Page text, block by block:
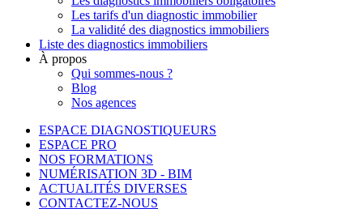
Les tarifs d'un diagnostic immobilier
La validité des diagnostics immobiliers
Liste des diagnostics immobiliers
À propos
Qui sommes-nous ?
Blog
Nos agences
ESPACE DIAGNOSTIQUEURS
ESPACE PRO
NOS FORMATIONS
NUMÉRISATION 3D - BIM
ACTUALITÉS DIVERSES
CONTACTEZ-NOUS